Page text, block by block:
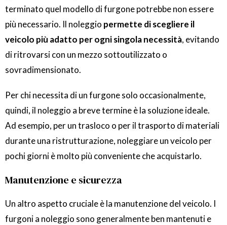
terminato quel modello di furgone potrebbe non essere
più necessario. Il noleggio permette di scegliere il
veicolo più adatto per ogni singola necessità, evitando
di ritrovarsi con un mezzo sottoutilizzato o
sovradimensionato.
Per chi necessita di un furgone solo occasionalmente,
quindi, il noleggio a breve termine è la soluzione ideale.
Ad esempio, per un trasloco o per il trasporto di materiali
durante una ristrutturazione, noleggiare un veicolo per
pochi giorni è molto più conveniente che acquistarlo.
Manutenzione e sicurezza
Un altro aspetto cruciale è la manutenzione del veicolo. I
furgoni a noleggio sono generalmente ben mantenuti e